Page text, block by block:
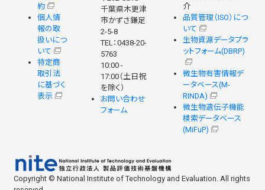
約
個人情
報の取
扱いにつ
いて
特定商
取引法
に基づく
表示
千葉県木更津
市かずさ鎌足
2-5-8
TEL：0438-20-
5763
10:00 -
17:00（土日祝
を除く）
お問い合わせ
フォーム
介
品質管理（ISO）につ
いて
生物資源データプラ
ットフォーム(DBRP)
微生物有害情報デ
ータベース(M-
RINDA)
微生物遺伝子機能
検索データベース
(MiFuP)
Copyright © National Institute of Technology and Evaluation. All rights